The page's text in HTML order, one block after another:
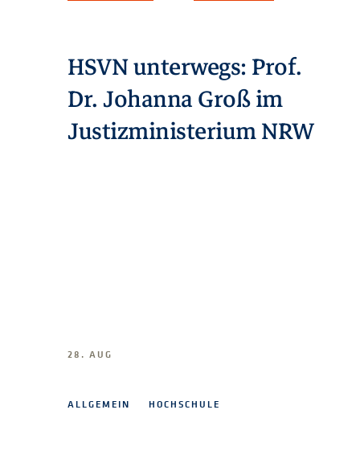
HSVN unterwegs: Prof.
Dr. Johanna Groß im
Justizministerium NRW
28. AUG
ALLGEMEIN HOCHSCHULE